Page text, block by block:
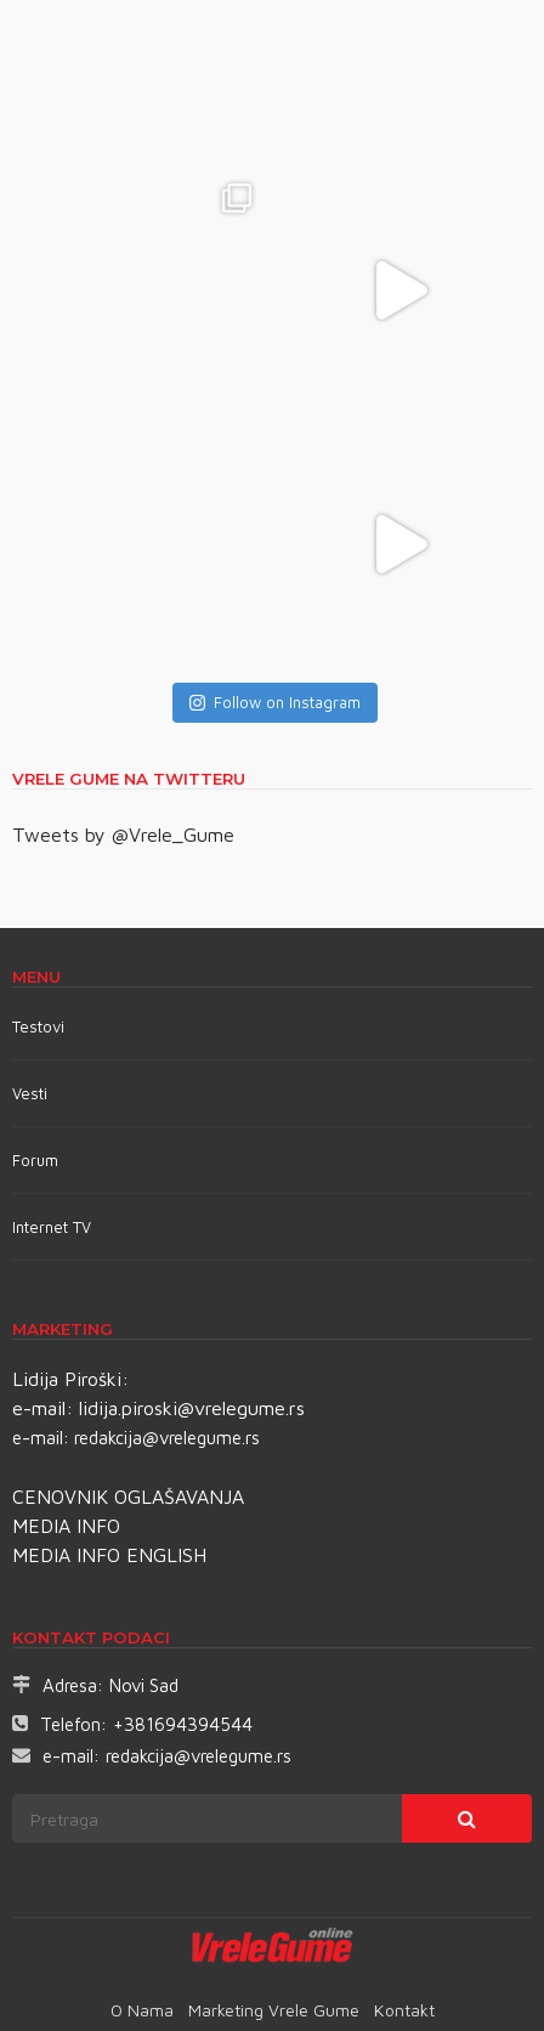
Follow on Instagram
VRELE GUME NA TWITTERU
Tweets by @Vrele_Gume
MENU
Testovi
Vesti
Forum
Internet TV
MARKETING
Lidija Piroški:
e-mail: lidija.piroski@vrelegume.rs
e-mail: redakcija@vrelegume.rs
CENOVNIK OGLAŠAVANJA
MEDIA INFO
MEDIA INFO ENGLISH
KONTAKT PODACI
Adresa: Novi Sad
Telefon: +381694394544
e-mail: redakcija@vrelegume.rs
O Nama Marketing Vrele Gume Kontakt